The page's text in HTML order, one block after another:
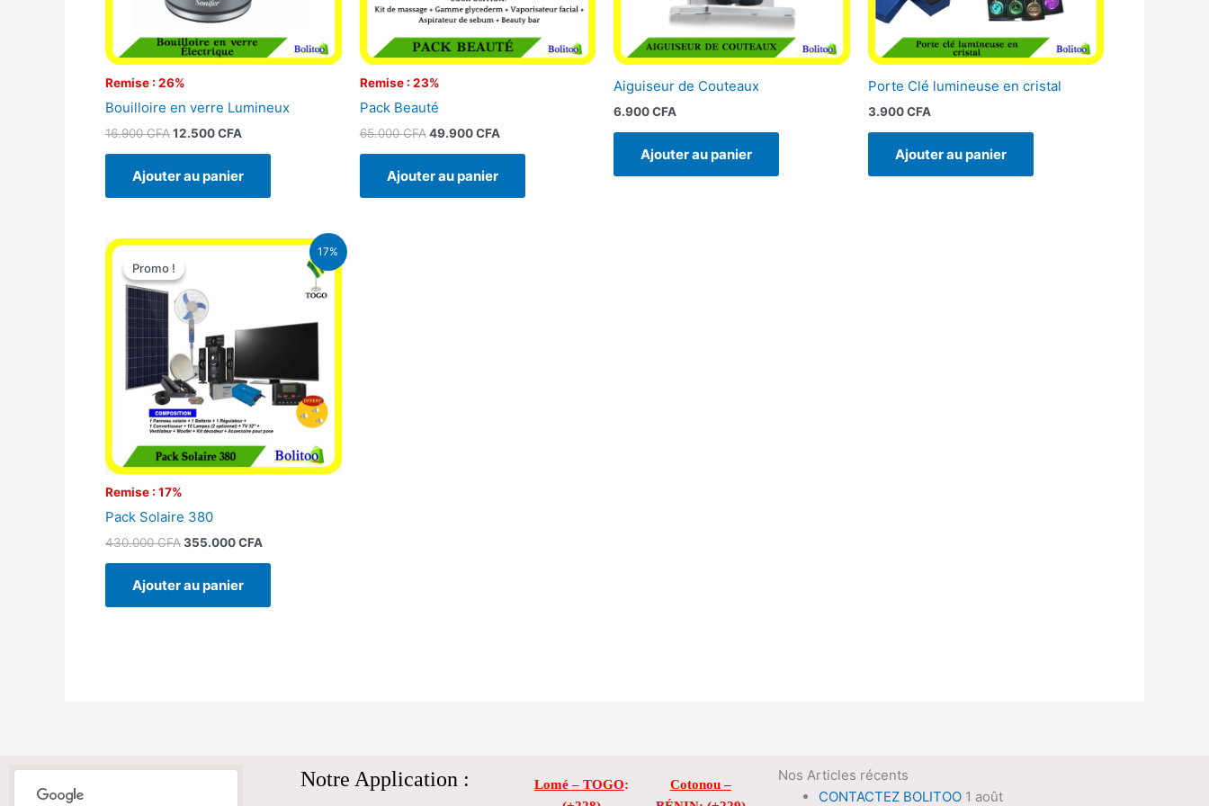
Remise : 26%
Bouilloire en verre Lumineux
16.900CFA12.500CFA
Ajouter au panier
Remise : 23%
Pack Beauté
65.000CFA 49.900CFA
Ajouter au panier
Aiguiseur de Couteaux
6.900CFA
Ajouter au panier
Porte Clé lumineuse en cristal
3.900CFA
Ajouter au panier
17%
Promo !
Remise : 17%
Promo !
Pack Solaire 380
430.000CFA
Le
initial
était :
430.000 CFA.
355.000CFA
Le
Ajouter au panier
Notre Application : Lomé – TOGO:
Cotonou –
Nos Articles récents
CONTACTEZ BOLITOO 1 août